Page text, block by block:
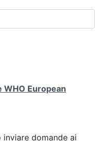
European
domande ai